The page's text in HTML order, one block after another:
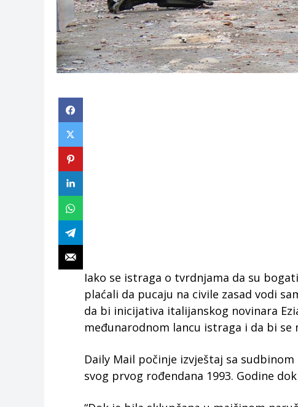
Iako se istraga o tvrdnjama da su
plaćali da pucaju na civile zasad vodi
da bi inicijativa italijanskog novinara
međunarodnom lancu istraga i da bi
Daily Mail počinje izvještaj sa
svog prvog rođendana 1993. Godine